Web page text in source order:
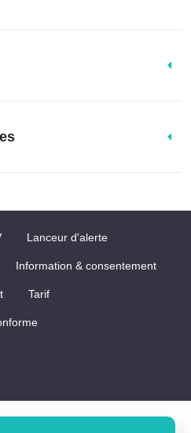
Lanceur d'alerte
Information & consentement
Tarif